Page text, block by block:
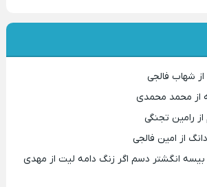
از محمد محمدی
رامین تجنگی
از امین فالجی
بیسه انگشتر دسم اگر زنگ دامه لیت از مهدی